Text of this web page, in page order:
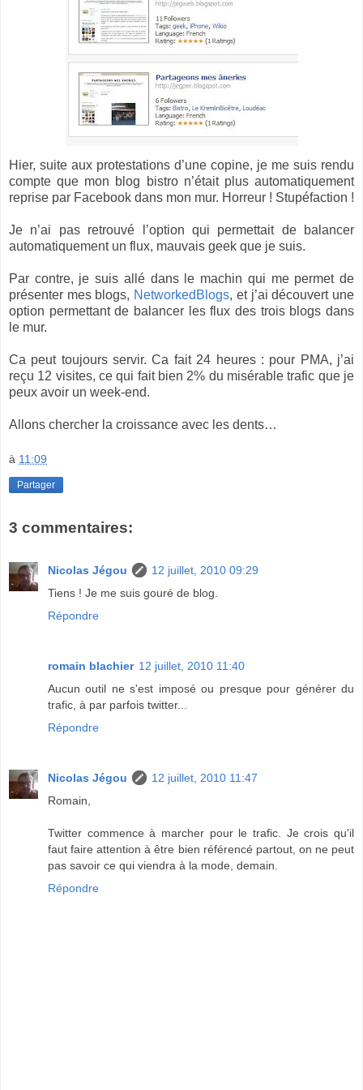
Hier, suite aux protestations d’une copine, je me suis rendu
compte que mon blog bistro n’était plus automatiquement
reprise par Facebook dans mon mur. Horreur ! Stupéfaction !
Je n’ai pas retrouvé l’option qui permettait de balancer
automatiquement un flux, mauvais geek que je suis.
Par contre, je suis allé dans le machin qui me permet de
présenter mes blogs, NetworkedBlogs, et j’ai découvert une
option permettant de balancer les flux des trois blogs dans
le mur.
Ca peut toujours servir. Ca fait 24 heures : pour PMA, j’ai
reçu 12 visites, ce qui fait bien 2% du misérable trafic que je
peux avoir un week-end.
Allons chercher la croissance avec les dents…
à 11:09
Partager
3 commentaires:
Nicolas Jégou
12 juillet, 2010 09:29
Tiens ! Je me suis gouré de blog.
Répondre
romain blachier 12 juillet, 2010 11:40
Aucun outil ne s'est imposé ou presque pour générer du
trafic, à par parfois twitter...
Répondre
Nicolas Jégou
12 juillet, 2010 11:47
Romain,
Twitter commence à marcher pour le trafic. Je crois qu'il
faut faire attention à être bien référencé partout, on ne peut
pas savoir ce qui viendra à la mode, demain.
Répondre